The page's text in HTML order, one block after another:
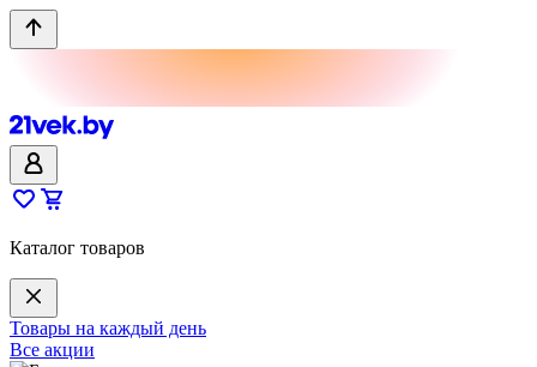
Каталог товаров
Товары на каждый день
Все акции